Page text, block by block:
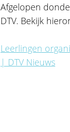
Afgelopen
DTV. Bekijk
Leerlingen
| DTV Nieuws